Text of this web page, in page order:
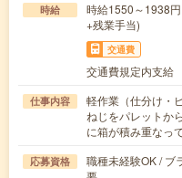
時給
時給1550～1938
+残業手当)
交通費
交通費規定内支給
仕事内容
軽作業（仕分け・
ねじをパレットか
に箱が積み重なっ
応募資格
職種未経験OK / ブ